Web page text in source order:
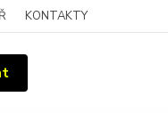
KONTAKTY